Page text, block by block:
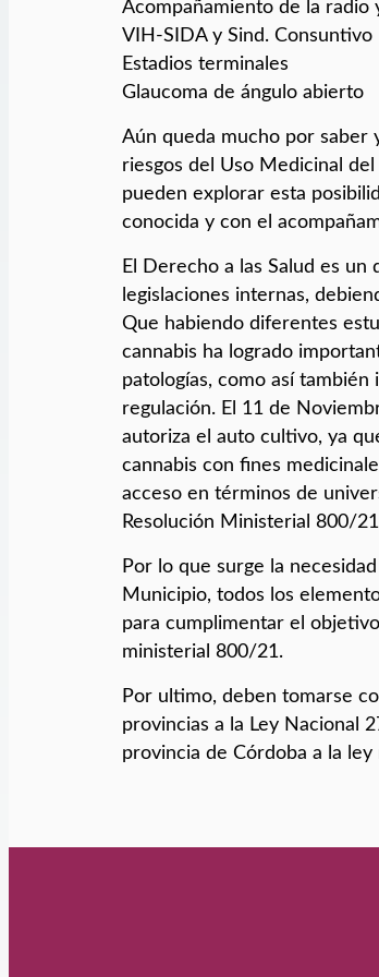
Acompañamiento de la radio
VIH-SIDA y Sind. Consuntivo
Estadios terminales
Glaucoma de ángulo abierto
Aún queda mucho por saber
riesgos del Uso Medicinal
pueden explorar esta
conocida y con el
El Derecho a las Salud es
legislaciones internas,
Que habiendo diferentes
cannabis ha logrado
patologías, como así
regulación. El 11 de
autoriza el auto cultivo, ya
cannabis con fines
acceso en términos de
Resolución Ministerial 800/
Por lo que surge la
Municipio, todos los
para cumplimentar el
ministerial 800/21.
Por ultimo, deben tomarse
provincias a la Ley Nacional
provincia de Córdoba a la